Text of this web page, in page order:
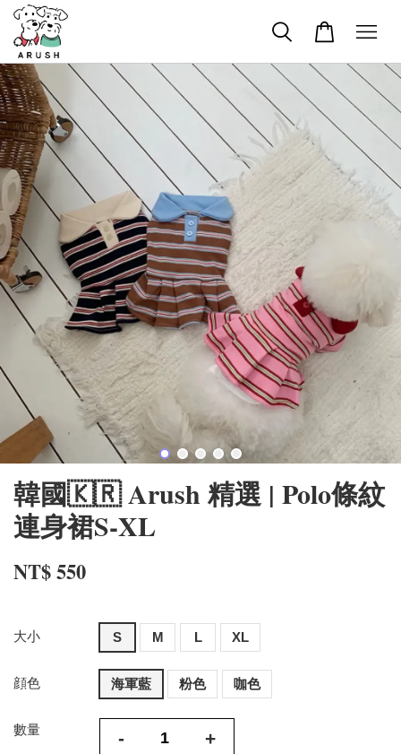
韓國🇰🇷 Arush 精選 | Polo條紋
連身裙S-XL
NT$ 550
大小 S M L XL
顔色 海軍藍 粉色 咖色
數量 - +